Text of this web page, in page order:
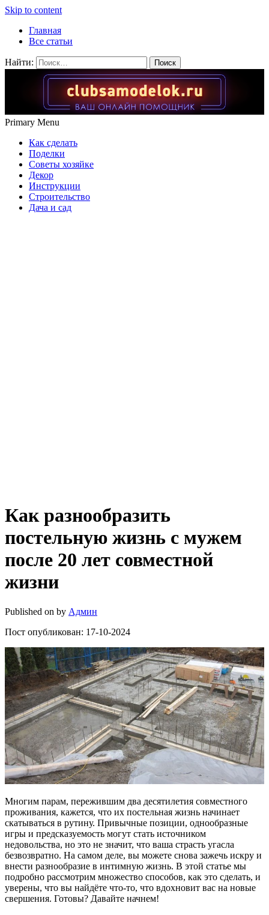
Skip to content
Главная
Все статьи
Найти:
Primary Menu
Как сделать
Поделки
Советы хозяйке
Декор
Инструкции
Строительство
Дача и сад
Как разнообразить
постельную жизнь с мужем
после 20 лет совместной
жизни
Published on by Админ
Пост опубликован: 17-10-2024
Многим парам, пережившим два десятилетия совместного
проживания, кажется, что их постельная жизнь начинает
скатываться в рутину. Привычные позиции, однообразные
игры и предсказуемость могут стать источником
недовольства, но это не значит, что ваша страсть угасла
безвозвратно. На самом деле, вы можете снова зажечь искру и
внести разнообразие в интимную жизнь. В этой статье мы
подробно рассмотрим множество способов, как это сделать, и
уверены, что вы найдёте что-то, что вдохновит вас на новые
свершения. Готовы? Давайте начнем!